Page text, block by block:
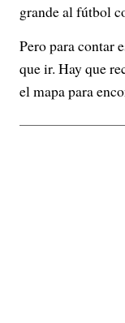
grande al fútbol
Pero para contar
que ir. Hay que
el mapa para